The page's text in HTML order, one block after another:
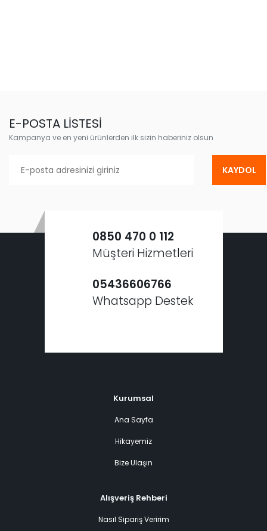
E-POSTA LİSTESİ
Kampanya ve en yeni ürünlerden ilk sizin haberiniz olsun
KAYDOL
0850 470 0 112
Müşteri Hizmetleri
05436606766
Whatsapp Destek
Kurumsal
Ana Sayfa
Hikayemiz
Bize Ulaşın
Alışveriş Rehberi
Nasıl Sipariş Veririm